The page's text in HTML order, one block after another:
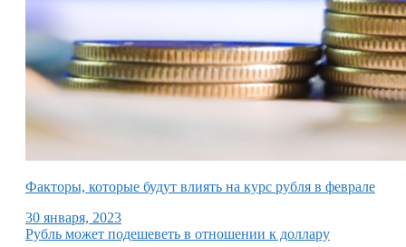
Факторы, которые будут влиять на курс рубля в феврале
30 января, 2023
Рубль может подешеветь в отношении к доллару